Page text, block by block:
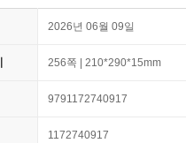
2026년 06월 09일
256쪽 | 210*290*15mm
9791172740917
1172740917